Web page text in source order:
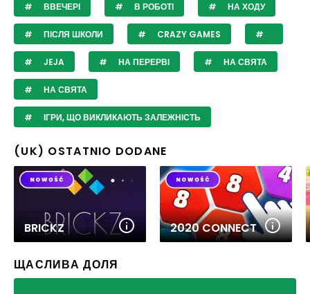
ВВЕЧЕРІ В РОБОТІ НА ХОДУ
ПІСЛЯ ШКОЛИ CRAZY GAMES
JEJA НА ПЕРЕРВІ НА СВЯТА
НА СВЯТА
ІГРИ, ЩО ВИКЛИКАЮТЬ ЗАЛЕЖНІСТЬ
(UK) OSTATNIO DODANE
BRICKZ 2020 CONNECT
ЩАСЛИВА ДОЛЯ